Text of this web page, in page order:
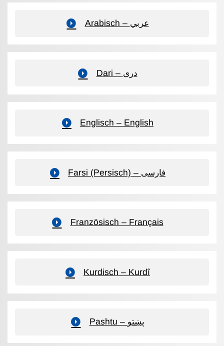
Arabisch – عربي
Dari – دری
Englisch – English
Farsi (Persisch) – فارسی
Französisch – Français
Kurdisch – Kurdî
Pashtu – پښتو